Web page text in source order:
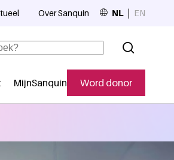
MijnSanquin Word donor
Over Sanquin NL EN